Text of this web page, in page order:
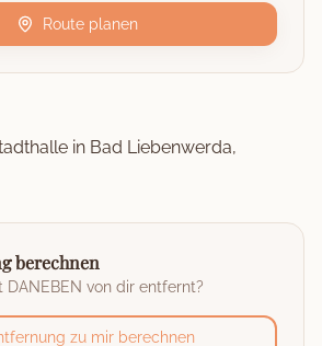
Route planen
in Bad Liebenwerda,
berechnen
DANEBEN von dir entfernt?
zu mir berechnen